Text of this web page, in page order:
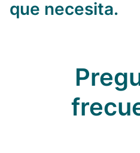
que necesita.